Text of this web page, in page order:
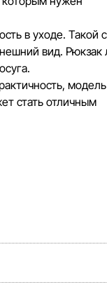
в уходе. Такой
вид. Рюкзак
стать отличным